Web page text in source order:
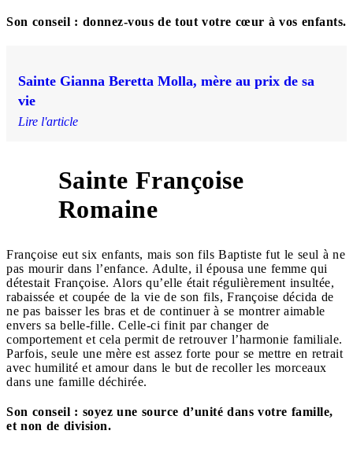
Son conseil : donnez-vous de tout votre cœur à vos enfants.
Sainte Gianna Beretta Molla, mère au prix de sa
vie
Lire l'article
Sainte Françoise
Romaine
Françoise eut six enfants, mais son fils Baptiste fut le seul à ne
pas mourir dans l’enfance. Adulte, il épousa une femme qui
détestait Françoise. Alors qu’elle était régulièrement insultée,
rabaissée et coupée de la vie de son fils, Françoise décida de
ne pas baisser les bras et de continuer à se montrer aimable
envers sa belle-fille. Celle-ci finit par changer de
comportement et cela permit de retrouver l’harmonie familiale.
Parfois, seule une mère est assez forte pour se mettre en retrait
avec humilité et amour dans le but de recoller les morceaux
dans une famille déchirée.
Son conseil : soyez une source d’unité dans votre famille,
et non de division.